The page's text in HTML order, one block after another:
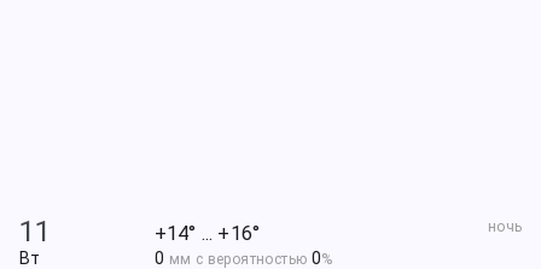
11
Вт
ночь
+14° ... +16°
0 мм с вероятностью 0%